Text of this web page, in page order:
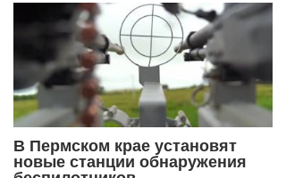
В Пермском крае установят
новые станции обнаружения